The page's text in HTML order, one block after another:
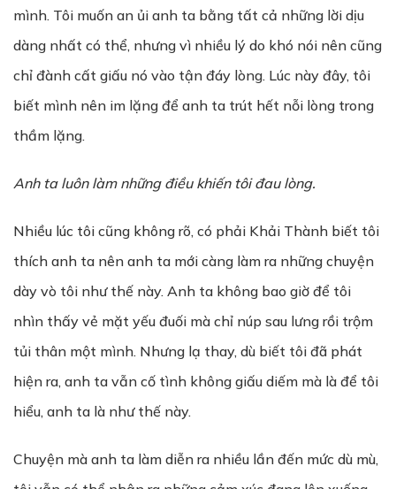
mình. Tôi muốn an ủi anh ta bằng tất cả những lời dịu
dàng nhất có thể, nhưng vì nhiều lý do khó nói nên cũng
chỉ đành cất giấu nó vào tận đáy lòng. Lúc này đây, tôi
biết mình nên im lặng để anh ta trút hết nỗi lòng trong
thầm lặng.
Anh ta luôn làm những điều khiến tôi đau lòng.
Nhiều lúc tôi cũng không rõ, có phải Khải Thành biết tôi
thích anh ta nên anh ta mới càng làm ra những chuyện
dày vò tôi như thế này. Anh ta không bao giờ để tôi
nhìn thấy vẻ mặt yếu đuối mà chỉ núp sau lưng rồi trộm
tủi thân một mình. Nhưng lạ thay, dù biết tôi đã phát
hiện ra, anh ta vẫn cố tình không giấu diếm mà là để tôi
hiểu, anh ta là như thế này.
Chuyện mà anh ta làm diễn ra nhiều lần đến mức dù mù,